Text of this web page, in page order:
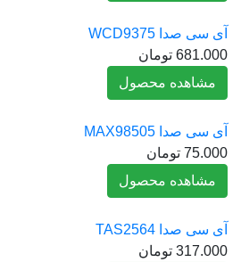
آی سی صدا WCD9375
681.000 تومان
مشاهده محصول
آی سی صدا MAX98505
75.000 تومان
مشاهده محصول
آی سی صدا TAS2564
317.000 تومان